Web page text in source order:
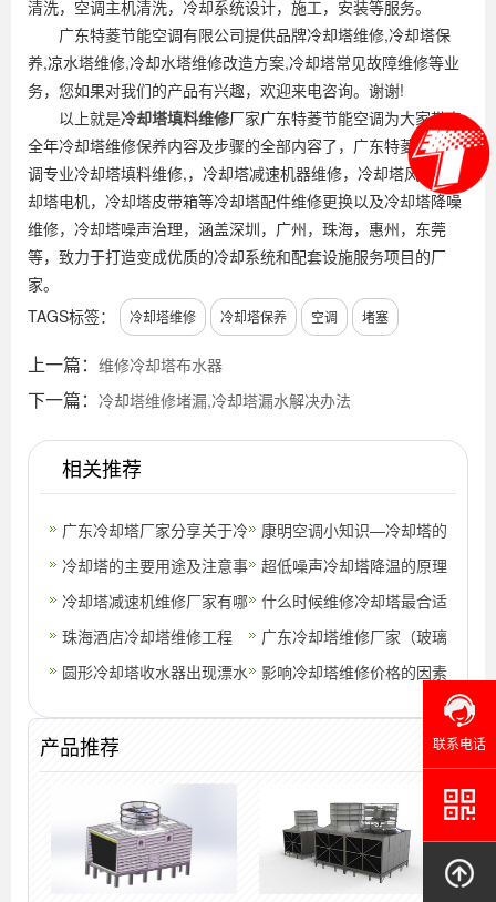
清洗，空调主机清洗，冷却系统设计，施工，安装等服务。
广东特菱节能空调有限公司提供品牌冷却塔维修,冷却塔保
养,凉水塔维修,冷却水塔维修改造方案,冷却塔常见故障维修等业
务，您如果对我们的产品有兴趣，欢迎来电咨询。谢谢!
以上就是冷却塔填料维修厂家广东特菱节能空调为大家带来
全年冷却塔维修保养内容及步骤的全部内容了，广东特菱节能空
调专业冷却塔填料维修,，冷却塔减速机器维修，冷却塔风机，冷
却塔电机，冷却塔皮带箱等冷却塔配件维修更换以及冷却塔降噪
维修，冷却塔噪声治理，涵盖深圳，广州，珠海，惠州，东莞
等，致力于打造变成优质的冷却系统和配套设施服务项目的厂
家。
TAGS标签：
冷却塔维修 冷却塔保养 空调 堵塞
上一篇： 维修冷却塔布水器
下一篇： 冷却塔维修堵漏,冷却塔漏水解决办法
相关推荐
广东冷却塔厂家分享关于冷
却塔日常保养小常识(珠海
附近冷却
康明空调小知识—冷却塔的
特点和注意事项(工业冷却
塔与普通
冷却塔的主要用途及注意事
项(大型冷却塔用途是什么)
超低噪声冷却塔​降温的原理
是什么
冷却塔减速机维修厂家有哪
些
什么时候维修冷却塔最合适
珠海酒店冷却塔维修工程
广东冷却塔维修厂家（玻璃
钢冷却塔维修改造）
圆形冷却塔收水器出现漂水
影响冷却塔维修价格的因素
产品推荐 联系电话